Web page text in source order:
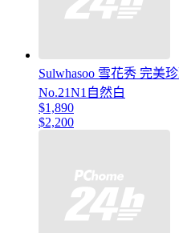
Sulwhasoo 雪花秀 完美
No.21N1自然白
$1,890
$2,200